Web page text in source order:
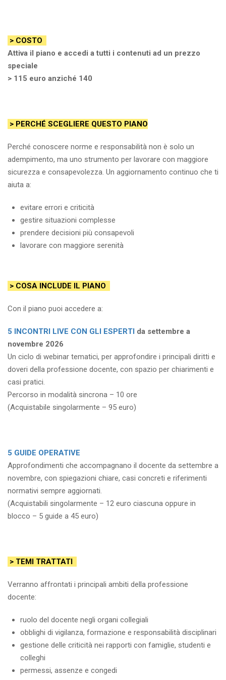
> COSTO
Attiva il piano e accedi a tutti i contenuti ad un prezzo
speciale
> 115 euro anziché 140
> PERCHÉ SCEGLIERE QUESTO PIANO
Perché conoscere norme e responsabilità non è solo un
adempimento, ma uno strumento per lavorare con maggiore
sicurezza e consapevolezza. Un aggiornamento continuo che ti
aiuta a:
evitare errori e criticità
gestire situazioni complesse
prendere decisioni più consapevoli
lavorare con maggiore serenità
> COSA INCLUDE IL PIANO
Con il piano puoi accedere a:
5 INCONTRI LIVE CON GLI ESPERTI da settembre a
novembre 2026
Un ciclo di webinar tematici, per approfondire i principali diritti e
doveri della professione docente, con spazio per chiarimenti e
casi pratici.
Percorso in modalità sincrona – 10 ore
(Acquistabile singolarmente – 95 euro)
5 GUIDE OPERATIVE
Approfondimenti che accompagnano il docente da settembre a
novembre, con spiegazioni chiare, casi concreti e riferimenti
normativi sempre aggiornati.
(Acquistabili singolarmente – 12 euro ciascuna oppure in
blocco – 5 guide a 45 euro)
> TEMI TRATTATI
Verranno affrontati i principali ambiti della professione
docente:
ruolo del docente negli organi collegiali
obblighi di vigilanza, formazione e responsabilità disciplinari
gestione delle criticità nei rapporti con famiglie, studenti e
colleghi
permessi, assenze e congedi